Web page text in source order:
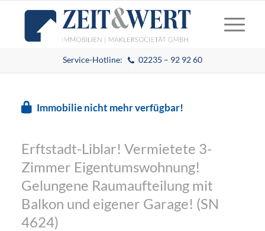
Service-Hotline: 02235 – 92 92 60
Immobilie nicht mehr verfügbar!
Erftstadt-Liblar! Vermietete 3-
Zimmer Eigentumswohnung!
Gelungene Raumaufteilung mit
Balkon und eigener Garage! (SN
4624)